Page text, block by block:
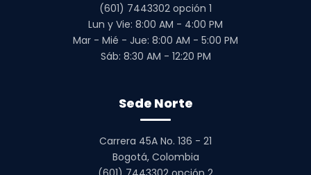
(601) 7443302 opción 1
Lun y Vie: 8:00 AM - 4:00 PM
Mar - Mié - Jue: 8:00 AM - 5:00 PM
Sáb: 8:30 AM - 12:20 PM
Sede Norte
Carrera 45A No. 136 - 21
Bogotá, Colombia